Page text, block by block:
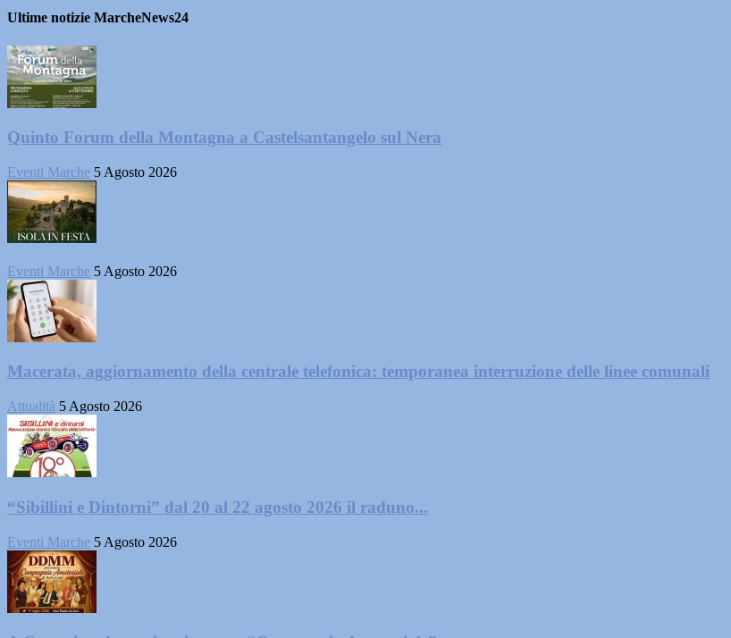
Ultime notizie MarcheNews24
Quinto Forum della Montagna a Castelsantangelo sul Nera
Eventi Marche 5 Agosto 2026
Eventi Marche 5 Agosto 2026
Macerata, aggiornamento della centrale telefonica: temporanea interruzione delle linee comunali
Attualità 5 Agosto 2026
“Sibillini e Dintorni” dal 20 al 22 agosto 2026 il raduno...
Eventi Marche 5 Agosto 2026